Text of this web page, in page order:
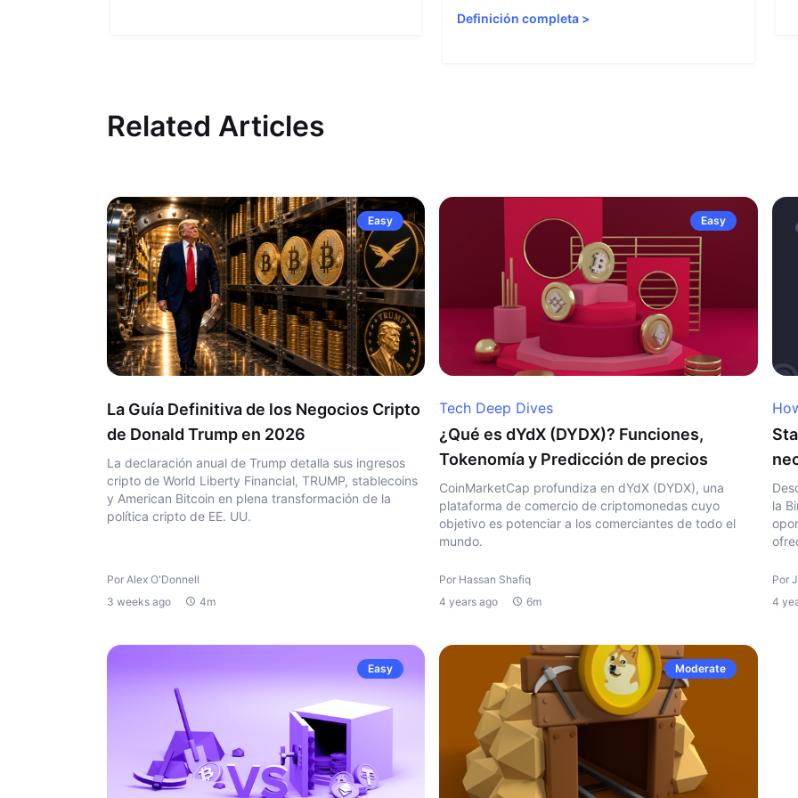
Definición completa >
Related Articles
Easy
La Guía Definitiva de los Negocios Cripto
de Donald Trump en 2026
La declaración anual de Trump detalla sus ingresos
cripto de World Liberty Financial, TRUMP, stablecoins
y American Bitcoin en plena transformación de la
política cripto de EE. UU.
Por Alex O'Donnell
3 weeks ago
4m
Easy
Tech Deep Dives
¿Qué es dYdX (DYDX)? Funciones,
Tokenomía y Predicción de precios
CoinMarketCap profundiza en dYdX (DYDX), una
plataforma de comercio de criptomonedas cuyo
objetivo es potenciar a los comerciantes de todo el
mundo.
Por Hassan Shafiq
4 years ago
6m
la
Por
4
Easy Moderate